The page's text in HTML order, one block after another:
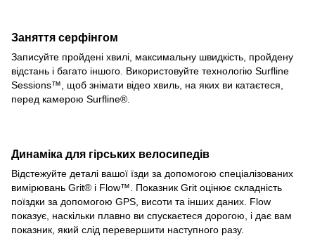
Заняття серфінгом
Записуйте пройдені хвилі, максимальну швидкість, пройдену
відстань і багато іншого. Використовуйте технологію Surfline
Sessions™, щоб знімати відео хвиль, на яких ви катаєтеся,
перед камерою Surfline®.
Динаміка для гірських велосипедів
Відстежуйте деталі вашої їзди за допомогою спеціалізованих
вимірювань Grit® і Flow™. Показник Grit оцінює складність
поїздки за допомогою GPS, висоти та інших даних. Flow
показує, наскільки плавно ви спускаєтеся дорогою, і дає вам
показник, який слід перевершити наступного разу.